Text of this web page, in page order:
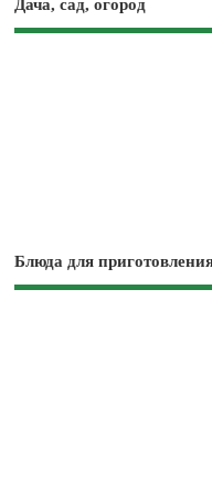
Дача, сад, огород
Блюда для